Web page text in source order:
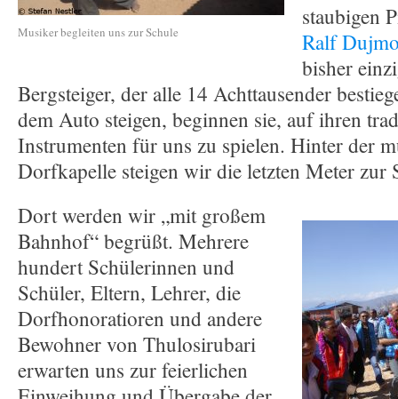
Musiker begleiten uns zur Schule
staubigen
Ralf
bisher
Bergsteiger, der alle 14 Achttausender
dem Auto steigen, beginnen sie, auf ihren
Instrumenten für uns zu spielen. Hinter der
Dorfkapelle steigen wir die letzten Meter zur
Dort werden wir „mit großem
Bahnhof“ begrüßt. Mehrere
hundert Schülerinnen und
Schüler, Eltern, Lehrer, die
Dorfhonoratioren und andere
Bewohner von Thulosirubari
erwarten uns zur feierlichen